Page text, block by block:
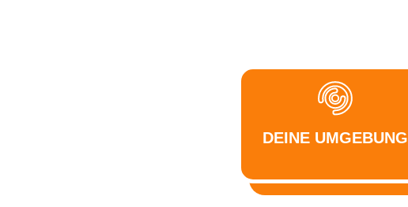
DEINE UMGEBUNG